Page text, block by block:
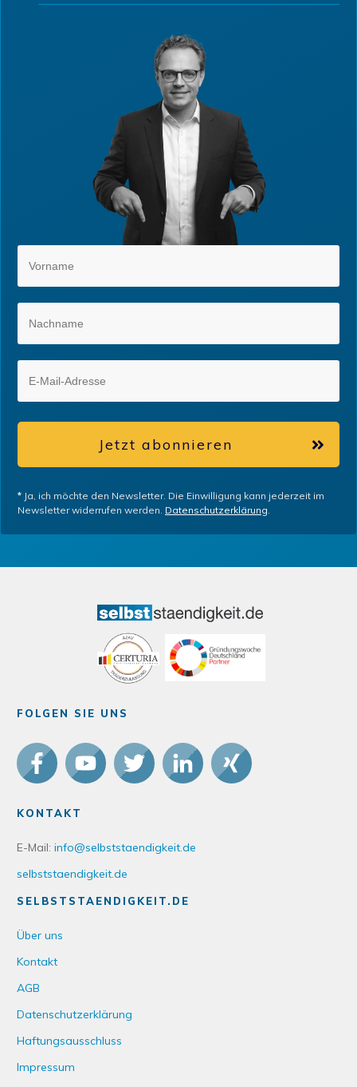
Jetzt abonnieren
* Ja, ich möchte den Newsletter. Die Einwilligung kann jederzeit im
Newsletter widerrufen werden. Datenschutzerklärung.
FOLGEN SIE UNS
KONTAKT
E-Mail: info@selbststaendigkeit.de
selbststaendigkeit.de
SELBSTSTAENDIGKEIT.DE
Über uns
Kontakt
AGB
Datenschutzerklärung
Haftungsausschluss
Impressum